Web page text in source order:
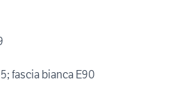
fascia bianca E90